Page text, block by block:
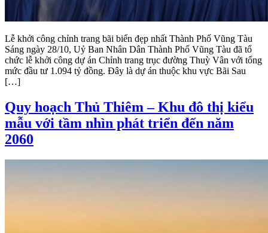
Lễ khởi công chỉnh trang bãi biển đẹp nhất Thành Phố Vũng Tàu
Sáng ngày 28/10, Uỷ Ban Nhân Dân Thành Phố Vũng Tàu đã tổ
chức lễ khởi công dự án Chỉnh trang trục đường Thuỳ Vân với tổng
mức đầu tư 1.094 tỷ đồng. Đây là dự án thuộc khu vực Bãi Sau
[…]
Quy hoạch Thủ Thiêm – Khu đô thị kiểu
mẫu với tầm nhìn phát triển đến năm
2060